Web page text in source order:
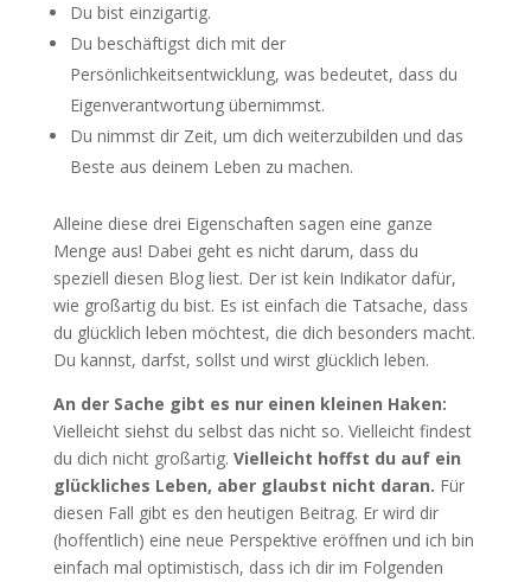
Du bist einzigartig.
Du beschäftigst dich mit der
Persönlichkeitsentwicklung, was bedeutet, dass du
Eigenverantwortung übernimmst.
Du nimmst dir Zeit, um dich weiterzubilden und das
Beste aus deinem Leben zu machen.
Alleine diese drei Eigenschaften sagen eine ganze
Menge aus! Dabei geht es nicht darum, dass du
speziell diesen Blog liest. Der ist kein Indikator dafür,
wie großartig du bist. Es ist einfach die Tatsache, dass
du glücklich leben möchtest, die dich besonders macht.
Du kannst, darfst, sollst und wirst glücklich leben.
An der Sache gibt es nur einen kleinen Haken:
Vielleicht siehst du selbst das nicht so. Vielleicht findest
du dich nicht großartig. Vielleicht hoffst du auf ein
glückliches Leben, aber glaubst nicht daran. Für
diesen Fall gibt es den heutigen Beitrag. Er wird dir
(hoffentlich) eine neue Perspektive eröffnen und ich bin
einfach mal optimistisch, dass ich dir im Folgenden